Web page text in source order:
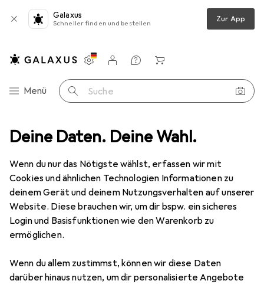
Deine Daten. Deine Wahl.
Wenn du nur das Nötigste wählst, erfassen wir mit
Cookies und ähnlichen Technologien Informationen zu
deinem Gerät und deinem Nutzungsverhalten auf unserer
Website. Diese brauchen wir, um dir bspw. ein sicheres
Login und Basisfunktionen wie den Warenkorb zu
ermöglichen.
Wenn du allem zustimmst, können wir diese Daten
darüber hinaus nutzen, um dir personalisierte Angebote
Galaxus
Schneller finden und bestellen Zur App
Navigation nach Kategorien
Menü Suche
Einstellungen
Kundenkonto
Vergleichslisten
Merklisten
Warenkorb
Tierbedarf Katze Katzenbaum Beeztees Figo XL
9 Bilder
BeezteesFigo XL
Preis in EUR inkl. MwSt.
EUR
42,06